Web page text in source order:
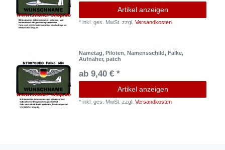
Artikel anzeigen
*inkl. ges. MwSt. zzgl.Versandkosten
Nametag, Piloten, Namensschild, Falke,
Aufnäher, patch
ab 9,40 € *
Artikel anzeigen
*inkl. ges. MwSt. zzgl.Versandkosten